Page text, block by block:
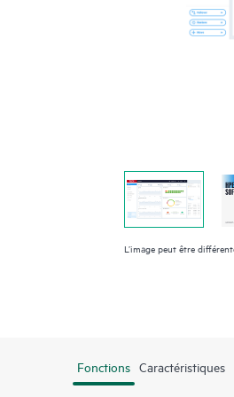
L’image peut être
Fonctions Caractéristiques